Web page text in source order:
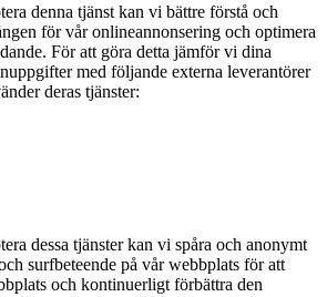
denna tjänst kan vi bättre förstå och
för vår onlineannonsering och optimera
För att göra detta jämför vi dina
med följande externa leverantörer
deras tjänster:
dessa tjänster kan vi spåra och anonymt
surfbeteende på vår webbplats för att
och kontinuerligt förbättra den